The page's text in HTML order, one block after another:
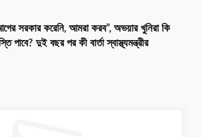
সরকার করেনি, আমরা করব”, অভয়ার খুনিরা কি
পাবে? দুই বছর পর কী বার্তা স্বাস্থ্যমন্ত্রীর